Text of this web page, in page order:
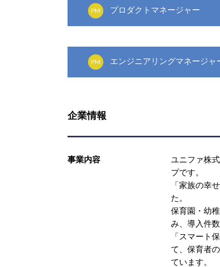
PM プロダクトマネージャー
PM エンジニアリングマネージャ
企業情報
事業内容
ユニファ株
プです。
「家族の幸
た。
保育園・幼
み、導入件
「スマート
て、保育者
ています。